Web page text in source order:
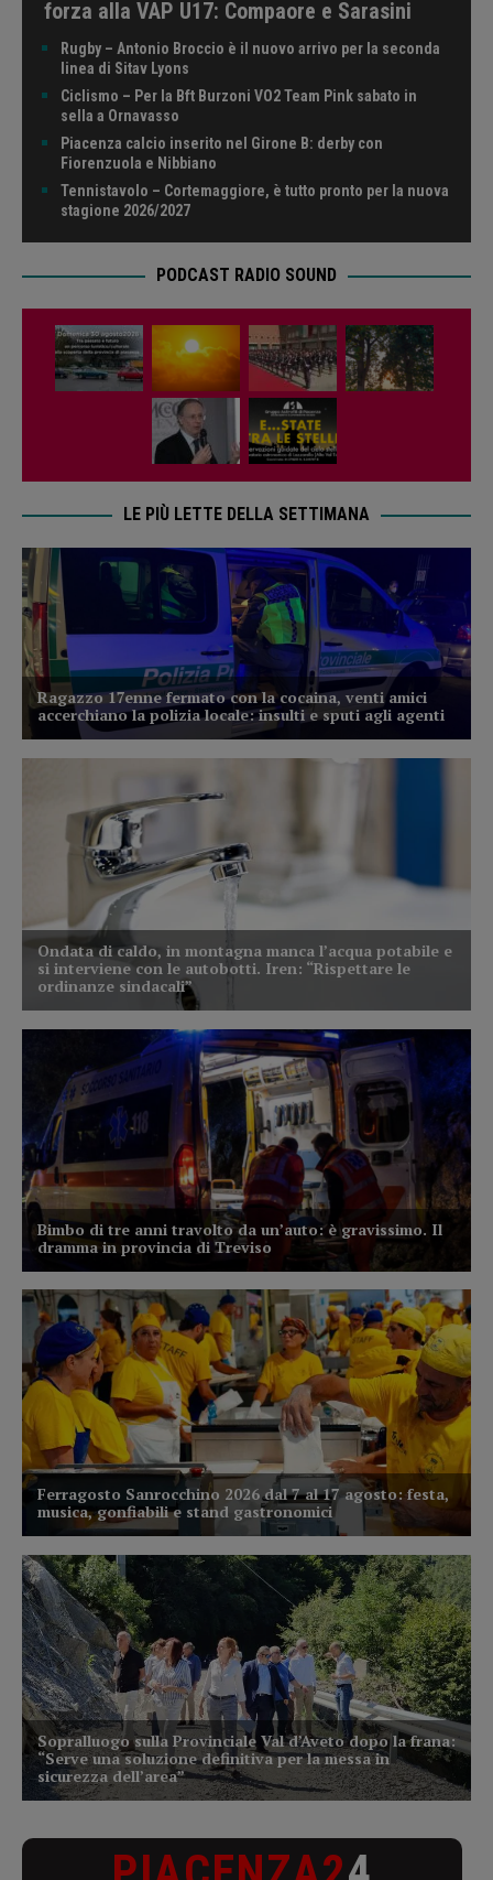
forza alla VAP U17: Compaore e Sarasini
Rugby – Antonio Broccio è il nuovo arrivo per la seconda
linea di Sitav Lyons
Ciclismo – Per la Bft Burzoni VO2 Team Pink sabato in
sella a Ornavasso
Piacenza calcio inserito nel Girone B: derby con
Fiorenzuola e Nibbiano
Tennistavolo – Cortemaggiore, è tutto pronto per la nuova
stagione 2026/2027
PODCAST RADIO SOUND
LE PIÙ LETTE DELLA SETTIMANA